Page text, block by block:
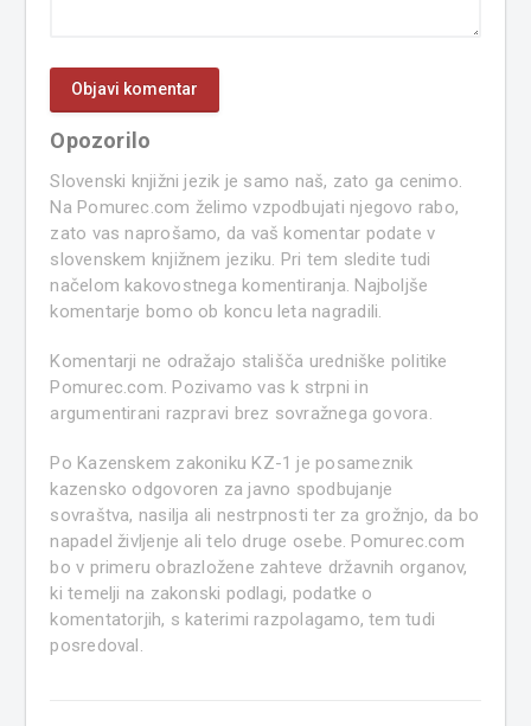
Opozorilo
Slovenski knjižni jezik je samo naš, zato ga cenimo.
Na Pomurec.com želimo vzpodbujati njegovo rabo,
zato vas naprošamo, da vaš komentar podate v
slovenskem knjižnem jeziku. Pri tem sledite tudi
načelom kakovostnega komentiranja. Najboljše
komentarje bomo ob koncu leta nagradili.
Komentarji ne odražajo stališča uredniške politike
Pomurec.com. Pozivamo vas k strpni in
argumentirani razpravi brez sovražnega govora.
Po Kazenskem zakoniku KZ-1 je posameznik
kazensko odgovoren za javno spodbujanje
sovraštva, nasilja ali nestrpnosti ter za grožnjo, da bo
napadel življenje ali telo druge osebe. Pomurec.com
bo v primeru obrazložene zahteve državnih organov,
ki temelji na zakonski podlagi, podatke o
komentatorjih, s katerimi razpolagamo, tem tudi
posredoval.